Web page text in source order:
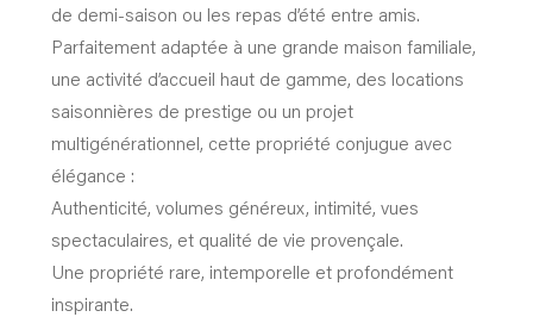
de demi-saison ou les repas d’été entre amis.
Parfaitement adaptée à une grande maison familiale,
une activité d’accueil haut de gamme, des locations
saisonnières de prestige ou un projet
multigénérationnel, cette propriété conjugue avec
élégance :
Authenticité, volumes généreux, intimité, vues
spectaculaires, et qualité de vie provençale.
Une propriété rare, intemporelle et profondément
inspirante.